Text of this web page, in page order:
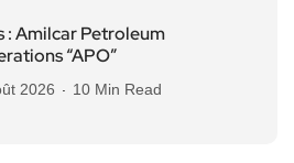
: Amilcar Petroleum
“APO”
2026 10 Min Read